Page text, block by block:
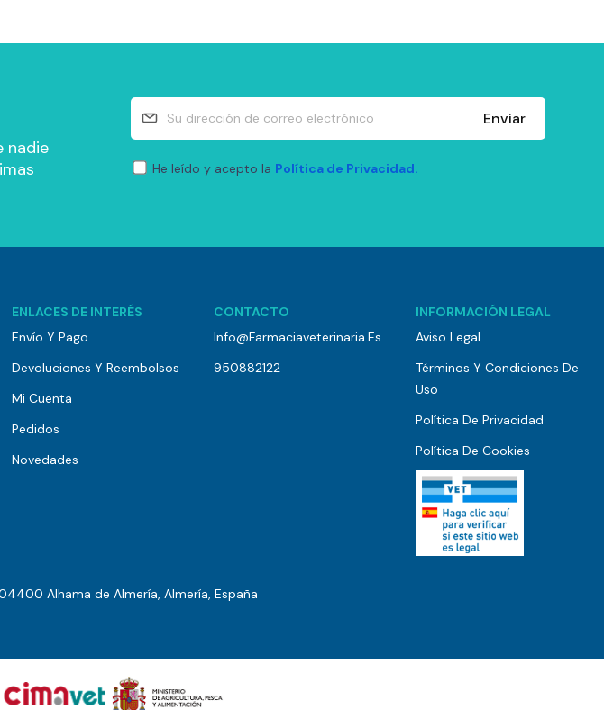
nadie
Enviar
He leído y acepto la Política de Privacidad.
ENLACES DE INTERÉS
Envío Y Pago
Devoluciones Y Reembolsos
Mi Cuenta
Pedidos
Novedades
CONTACTO
Info@farmaciaveterinaria.es
950882122
INFORMACIÓN LEGAL
Aviso Legal
Términos Y Condiciones De
Uso
Política De Privacidad
Política De Cookies
Alhama de Almería, Almería, España